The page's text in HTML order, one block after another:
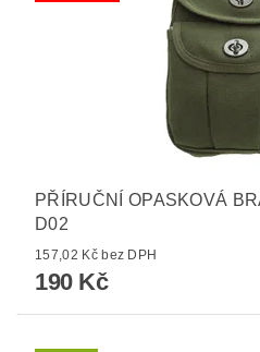
PŘÍRUČNÍ OPASKOVÁ
D02
157,02 Kč bez DPH
190 Kč